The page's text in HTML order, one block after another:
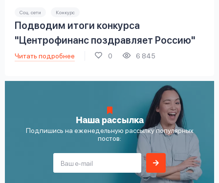
Соц. сети Конкурс
Подводим итоги конкурса
"Центрофинанс поздравляет Россию"
Читать подробнее 0 6 845
Наша рассылка
Подпишись на еженедельную рассылку популярных
постов: